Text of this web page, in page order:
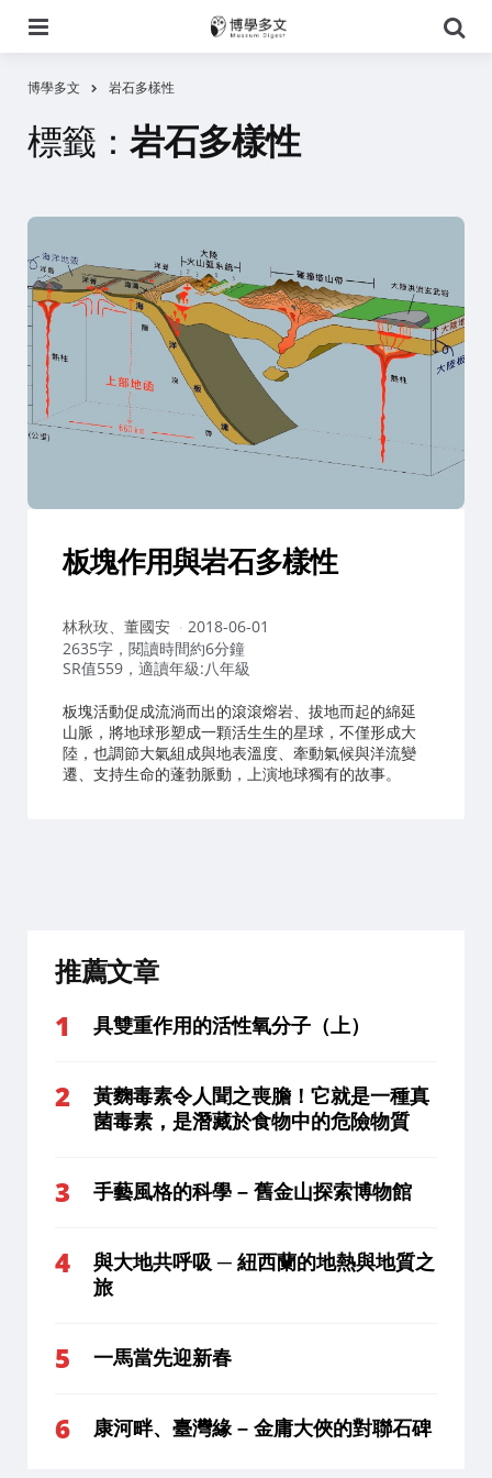
尋
博學多文 岩石多樣性
標籤： 岩石多樣性
板塊作用與岩石多樣性
作
者：
林秋玫、董國安
2018-06-01
2635字，閱讀時間約6分鐘
SR值559，適讀年級:八年級
板塊活動促成流淌而出的滾滾熔岩、拔地而起的綿延
山脈，將地球形塑成一顆活生生的星球，不僅形成大
陸，也調節大氣組成與地表溫度、牽動氣候與洋流變
遷、支持生命的蓬勃脈動，上演地球獨有的故事。
推薦文章
具雙重作用的活性氧分子（上）
黃麴毒素令人聞之喪膽！它就是一種真
菌毒素，是潛藏於食物中的危險物質
手藝風格的科學 – 舊金山探索博物館
與大地共呼吸 ─ 紐西蘭的地熱與地質之
旅
一馬當先迎新春
康河畔、臺灣緣 – 金庸大俠的對聯石碑